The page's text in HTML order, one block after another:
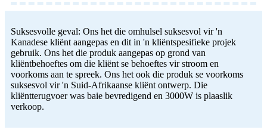
Suksesvolle geval: Ons het die omhulsel suksesvol vir 'n
Kanadese kliënt aangepas en dit in 'n kliëntspesifieke projek
gebruik. Ons het die produk aangepas op grond van
kliëntbehoeftes om die kliënt se behoeftes vir stroom en
voorkoms aan te spreek. Ons het ook die produk se voorkoms
suksesvol vir 'n Suid-Afrikaanse kliënt ontwerp. Die
kliëntterugvoer was baie bevredigend en 3000W is plaaslik
verkoop.